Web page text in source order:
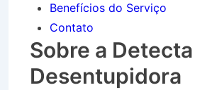
Benefícios do Serviço
Contato
Sobre a Detecta
Desentupidora